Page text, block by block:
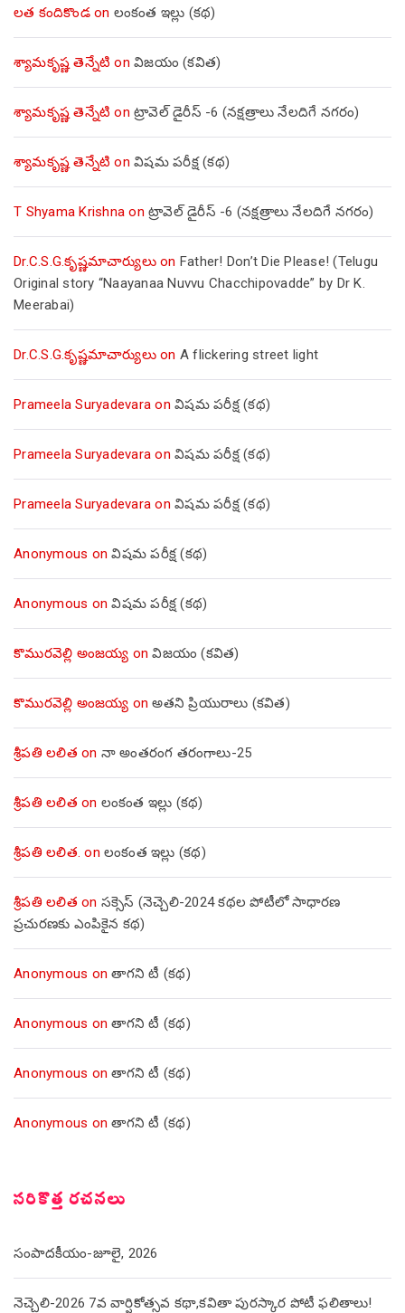
లత కందికొండon లంకంత ఇల్లు (కథ)
శ్యామకృష్ణ తెన్నేటి on విజయం (కవిత)
శ్యామకృష్ణ తెన్నేటి on ట్రావెల్ డైరీస్ -6 (నక్షత్రాలు నేలదిగే నగరం)
శ్యామకృష్ణ తెన్నేటి on విషమ పరీక్ష (క‌థ‌)
T Shyama Krishna on ట్రావెల్ డైరీస్ -6 (నక్షత్రాలు నేలదిగే నగరం)
Dr.C.S.G.కృష్ణమాచార్యులుon Father! Don’t Die Please! (Telugu
Original story “Naayanaa Nuvvu Chacchipovadde” by Dr K.
Meerabai)
Dr.C.S.G.కృష్ణమాచార్యులుon A flickering street light
Prameela Suryadevara on విషమ పరీక్ష (క‌థ‌)
Prameela Suryadevara on విషమ పరీక్ష (క‌థ‌)
Prameela Suryadevara on విషమ పరీక్ష (క‌థ‌)
Anonymous onవిషమ పరీక్ష (క‌థ‌)
Anonymous onవిషమ పరీక్ష (క‌థ‌)
కొమురవెల్లి అంజయ్య onవిజయం (కవిత)
కొమురవెల్లి అంజయ్య onఅతని ప్రియురాలు (కవిత)
శ్రీపతి లలిత on నా అంతరంగ తరంగాలు-25
శ్రీపతి లలిత on లంకంత ఇల్లు (కథ)
శ్రీపతి లలిత. on లంకంత ఇల్లు (కథ)
శ్రీపతి లలిత on సక్సెస్ (నెచ్చెలి-2024 కథల పోటీలో సాధారణ
ప్రచురణకు ఎంపికైన కథ)
Anonymous onతాగని టీ (కథ)
Anonymous onతాగని టీ (కథ)
Anonymous onతాగని టీ (కథ)
Anonymous onతాగని టీ (కథ)
సరికొత్త రచనలు
సంపాదకీయం-జూలై, 2026
నెచ్చెలి-2026 7వ వార్షికోత్సవ కథా,కవితా పురస్కార పోటీ ఫలితాలు!